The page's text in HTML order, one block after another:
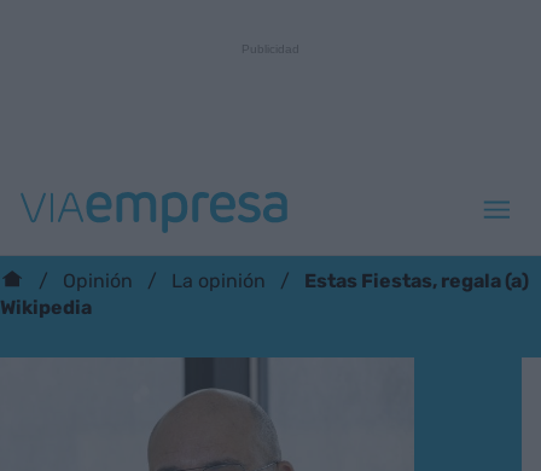
Opinión La opinión
Estas Fiestas, regala (a)
Wikipedia